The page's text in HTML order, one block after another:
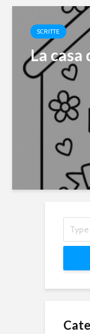
SCRITTE
La casa